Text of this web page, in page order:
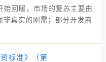
回暖，市场的复苏主要由
真实的刚需；部分开发商
标准》（第